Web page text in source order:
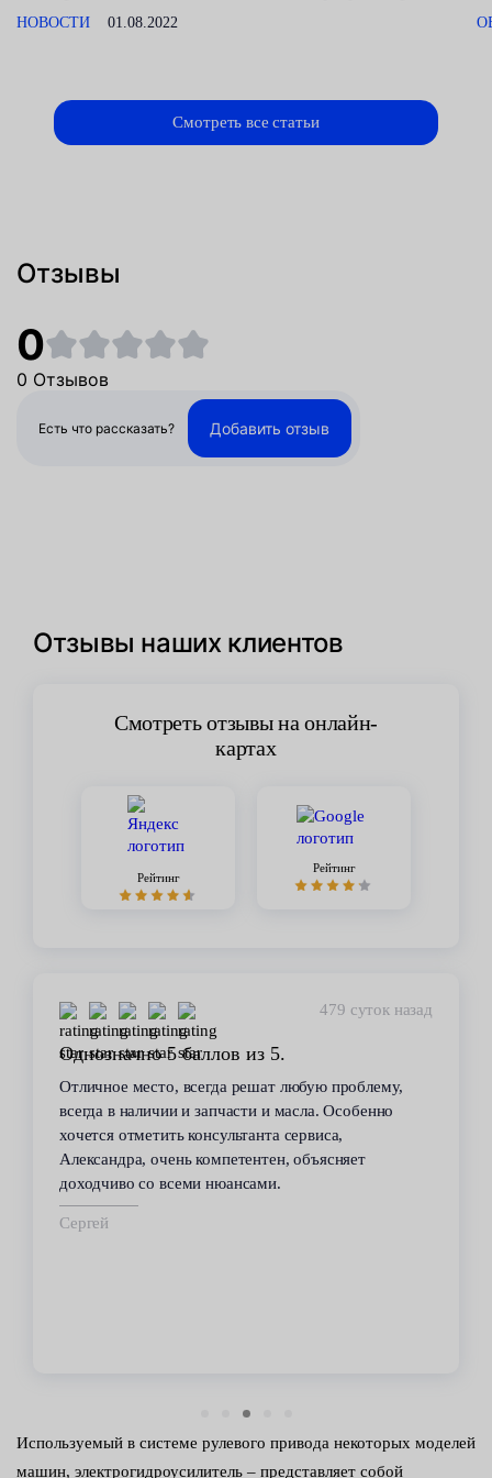
НОВОСТИ 01.08.2022
Смотреть все статьи
Отзывы
0
0 Отзывов
Есть что рассказать? Добавить отзыв
Отзывы наших клиентов
Смотреть отзывы на онлайн-
картах
Рейтинг
Рейтинг
479 суток назад
Однозначно 5 баллов из 5.
Отличное место, всегда решат любую проблему,
всегда в наличии и запчасти и масла. Особенно
хочется отметить консультанта сервиса,
Александра, очень компетентен, объясняет
доходчиво со всеми нюансами.
Сергей
Используемый в системе рулевого привода некоторых моделей
машин, электрогидроусилитель – представляет собой